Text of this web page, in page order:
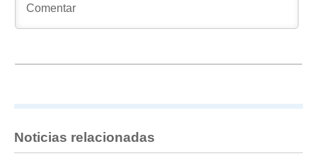
Noticias relacionadas